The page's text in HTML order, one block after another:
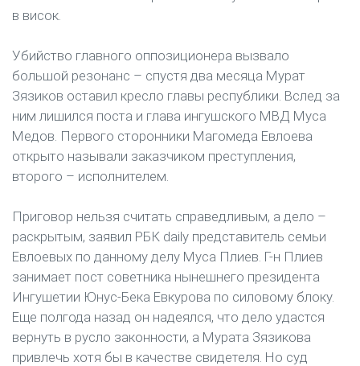
в висок.
Убийство главного оппозиционера вызвало
большой резонанс – спустя два месяца Мурат
Зязиков оставил кресло главы республики. Вслед за
ним лишился поста и глава ингушского МВД Муса
Медов. Первого сторонники Магомеда Евлоева
открыто называли заказчиком преступления,
второго – исполнителем.
Приговор нельзя считать справедливым, а дело –
раскрытым, заявил РБК daily представитель семьи
Евлоевых по данному делу Муса Плиев. Г-н Плиев
занимает пост советника нынешнего президента
Ингушетии Юнус-Бека Евкурова по силовому блоку.
Еще полгода назад он надеялся, что дело удастся
вернуть в русло законности, а Мурата Зязикова
привлечь хотя бы в качестве свидетеля. Но суд